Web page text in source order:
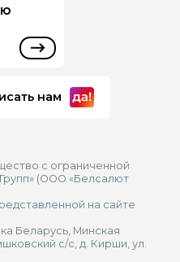
нам
с ограниченной
(ООО «Белсалют
на сайте
Беларусь, Минская
с/с, д. Кирши, ул.